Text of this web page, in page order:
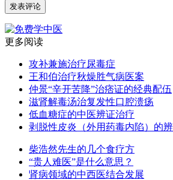
更多阅读
攻补兼施治疗尿毒症
王和伯治疗秋燥胜气病医案
仲景“辛开苦降”治痞证的经典配伍
滋肾解毒汤治复发性口腔溃疡
低血糖症的中医辨证治疗
剥脱性皮炎（外用药毒内陷）的
柴浩然先生的几个食疗方
“贵人难医”是什么意思？
肾病领域的中西医结合发展